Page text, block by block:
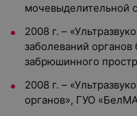
мочевыделительной
2008 г. –
заболеваний
забрюшинного
2008 г. –
органов», ГУО